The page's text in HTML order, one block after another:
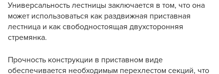
Универсальность лестницы заключается в том, что она
может использоваться как раздвижная приставная
лестница и как свободностоящая двухсторонняя
стремянка.
Прочность конструкции в приставном виде
обеспечивается необходимым перехлестом секций, что